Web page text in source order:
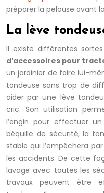
préparer la pelouse avant
La lève
Il existe différentes
d’accessoires pour
un jardinier de faire lui-
tondeuse sans trop de
aider par une lève
cric. Son utilisation
l’engin pour effectuer
béquille de sécurité, la
stable qui l’empêchera
les accidents. De cette
lavage avec toutes les
travaux peuvent être